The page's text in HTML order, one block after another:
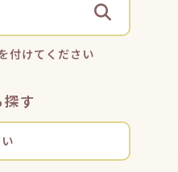
付けてください
す